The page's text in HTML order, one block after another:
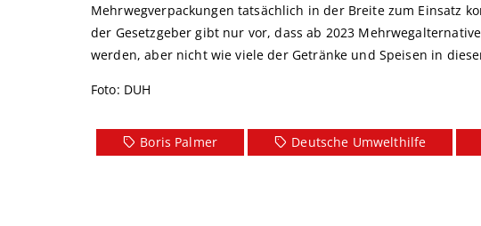
Mehrwegverpackungen tatsächlich in der Breite zum Einsatz
der Gesetzgeber gibt nur vor, dass ab 2023
werden, aber nicht wie viele der Getränke und Speisen in
Foto: DUH
Boris Palmer Deutsche Umwelthilfe